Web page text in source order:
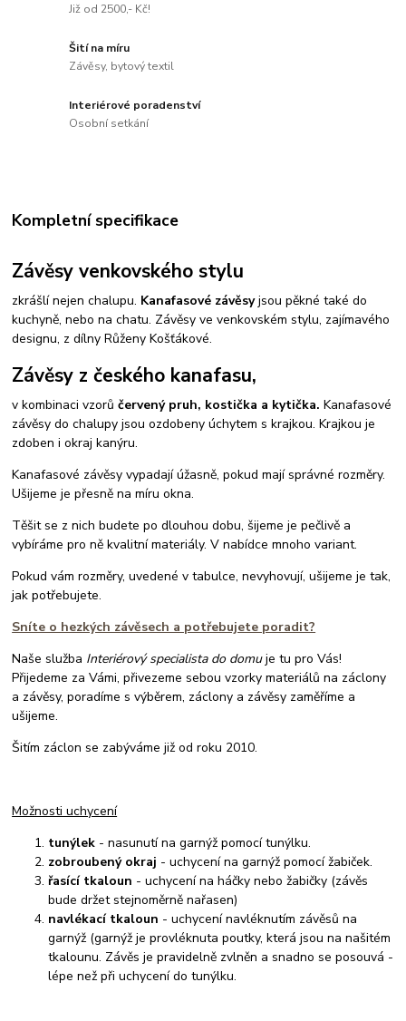
Již od 2500,- Kč!
Šití na míru
Závěsy, bytový textil
Interiérové poradenství
Osobní setkání
Kompletní specifikace
Závěsy venkovského stylu
zkrášlí nejen chalupu. Kanafasové závěsyjsou pěkné také do
kuchyně, nebo na chatu. Závěsy ve venkovském stylu, zajímavého
designu, z dílny Růženy Košťákové.
Závěsy z českého kanafasu,
v kombinaci vzorůčervený pruh, kostička a kytička.Kanafasové
závěsy do chalupy jsou ozdobeny úchytem s krajkou. Krajkou je
zdoben i okraj kanýru.
Kanafasové závěsy vypadají úžasně, pokud mají správné rozměry.
Ušijeme je přesně na míru okna.
Těšit se z nich budete po dlouhou dobu, šijeme je pečlivě a
vybíráme pro ně kvalitní materiály. V nabídce mnoho variant.
Pokud vám rozměry, uvedené v tabulce, nevyhovují, ušijeme je tak,
jak potřebujete.
Sníte o hezkých závěsech a potřebujete poradit?
Naše služba Interiérový specialista do domuje tu pro Vás!
Přijedeme za Vámi, přivezeme sebou vzorky materiálů na záclony
a závěsy, poradíme s výběrem, záclony a závěsy zaměříme a
ušijeme.
Šitím záclon se zabýváme již od roku 2010.
Možnosti uchycení
tunýlek - nasunutí na garnýž pomocí tunýlku.
zobroubený okraj - uchycení na garnýž pomocí žabiček.
řasící tkaloun - uchycení na háčky nebo žabičky (závěs
bude držet stejnoměrně nařasen)
navlékací tkaloun - uchycení navléknutím závěsů na
garnýž (garnýž je provléknuta poutky, která jsou na našitém
tkalounu. Závěs je pravidelně zvlněn a snadno se posouvá -
lépe než při uchycení do tunýlku.